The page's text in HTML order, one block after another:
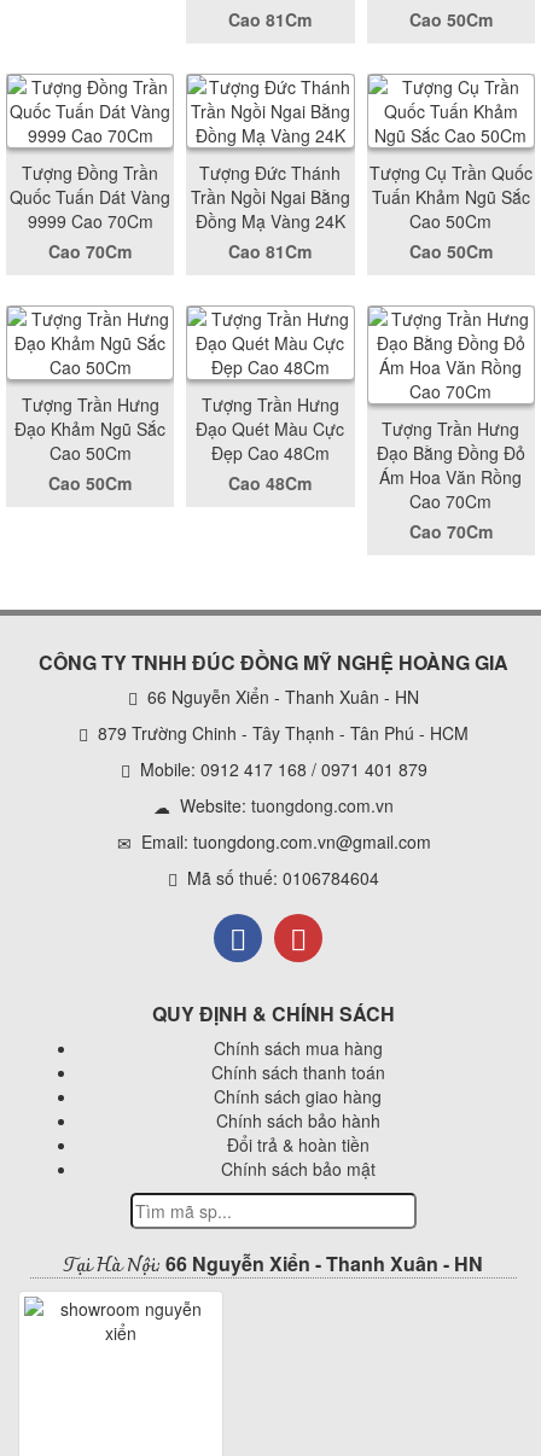
Cao 81Cm
Cao 50Cm
Tượng Đồng Trần
Quốc Tuấn Dát Vàng
9999 Cao 70Cm
Cao 70Cm
Tượng Đức Thánh
Trần Ngồi Ngai Bằng
Đồng Mạ Vàng 24K
Cao 81Cm
Tượng Cụ Trần Quốc
Tuấn Khảm Ngũ Sắc
Cao 50Cm
Cao 50Cm
Tượng Trần Hưng
Đạo Khảm Ngũ Sắc
Cao 50Cm
Cao 50Cm
Tượng Trần Hưng
Đạo Quét Màu Cực
Đẹp Cao 48Cm
Cao 48Cm
Tượng Trần Hưng
Đạo Bằng Đồng Đỏ
Ám Hoa Văn Rồng
Cao 70Cm
Cao 70Cm
CÔNG TY TNHH ĐÚC ĐỒNG MỸ NGHỆ HOÀNG GIA
66 Nguyễn Xiển - Thanh Xuân - HN
879 Trường Chinh - Tây Thạnh - Tân Phú - HCM
Mobile: 0912 417 168 / 0971 401 879
Website: tuongdong.com.vn
Email: tuongdong.com.vn@gmail.com
Mã số thuế: 0106784604
QUY ĐỊNH & CHÍNH SÁCH
Chính sách mua hàng
Chính sách thanh toán
Chính sách giao hàng
Chính sách bảo hành
Đổi trả & hoàn tiền
Chính sách bảo mật
Tại Hà Nội: 66 Nguyễn Xiển - Thanh Xuân - HN